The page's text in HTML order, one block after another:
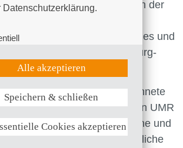
der Eltern ermöglicht. Von der
Versorgung von Frauen und
Geburtszentrum des Landes und
kann dann ganz Mecklenburg-
Stefanie Drese bezeichnete
Zusammenarbeit zwischen UMR
für eine moderne und
und geburtshilfliche
Datenschutzerklärung.
Informationen anzeigen
Alle akzeptieren
Speichern & schließen
Cookies akzeptieren